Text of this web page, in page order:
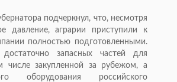
подчеркнул, что, несмотря
давление, аграрии приступили к
полностью подготовленными.
запасных частей для
числе закупленной за рубежом, а
оборудования российского